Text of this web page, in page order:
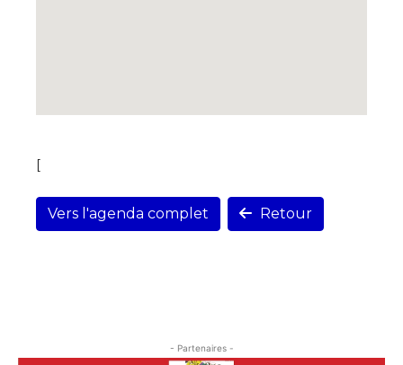
[
Vers l'agenda complet Retour
- Partenaires -